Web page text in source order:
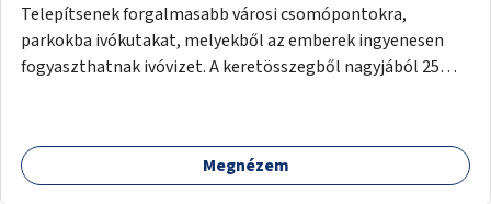
Telepítsenek forgalmasabb városi csomópontokra,
parkokba ivókutakat, melyekből az emberek ingyenesen
fogyaszthatnak ivóvizet. A keretösszegből nagyjából 25
Megnézem